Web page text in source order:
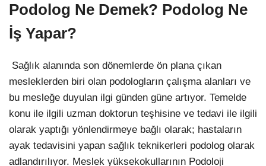
Podolog Ne Demek? Podolog Ne
İş Yapar?
Sağlık alanında son dönemlerde ön plana çıkan
mesleklerden biri olan podologların çalışma alanları ve
bu mesleğe duyulan ilgi günden güne artıyor. Temelde
konu ile ilgili uzman doktorun teşhisine ve tedavi ile ilgili
olarak yaptığı yönlendirmeye bağlı olarak; hastaların
ayak tedavisini yapan sağlık teknikerleri podolog olarak
adlandırılıyor. Meslek yüksekokullarının Podoloji